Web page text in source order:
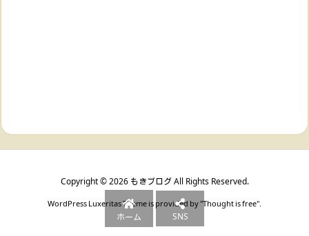
Copyright ©2026 もきブログAll Rights Reserved.
WordPress Luxeritas Theme is provided by "Thought is free".
ホーム SNS